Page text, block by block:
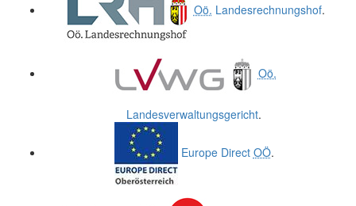
Oö. Landesrechnungshof.
Oö.
Landesverwaltungsgericht.
Europe Direct OÖ.